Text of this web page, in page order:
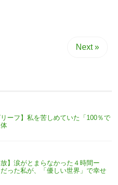
Next »
リーフ】私を苦しめていた「100％で
放】涙がとまらなかった４時間ー
だった私が、「優しい世界」で幸せ